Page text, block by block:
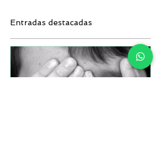
Entradas destacadas